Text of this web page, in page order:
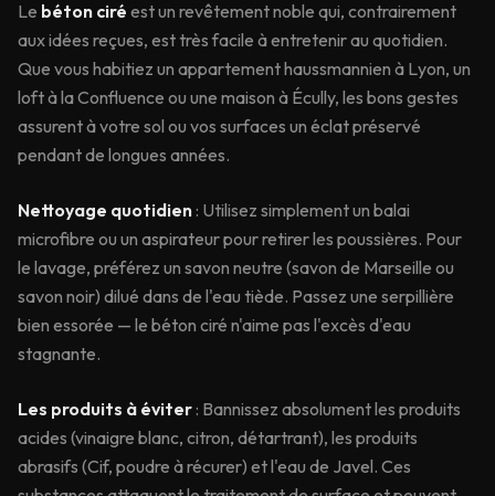
Le béton ciré est un revêtement noble qui, contrairement
aux idées reçues, est très facile à entretenir au quotidien.
Que vous habitiez un appartement haussmannien à Lyon, un
loft à la Confluence ou une maison à Écully, les bons gestes
assurent à votre sol ou vos surfaces un éclat préservé
pendant de longues années.
Nettoyage quotidien: Utilisez simplement un balai
microfibre ou un aspirateur pour retirer les poussières. Pour
le lavage, préférez un savon neutre (savon de Marseille ou
savon noir) dilué dans de l'eau tiède. Passez une serpillière
bien essorée — le béton ciré n'aime pas l'excès d'eau
stagnante.
Les produits à éviter: Bannissez absolument les produits
acides (vinaigre blanc, citron, détartrant), les produits
abrasifs (Cif, poudre à récurer) et l'eau de Javel. Ces